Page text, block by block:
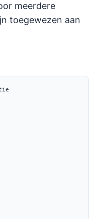
meerdere
toegewezen aan